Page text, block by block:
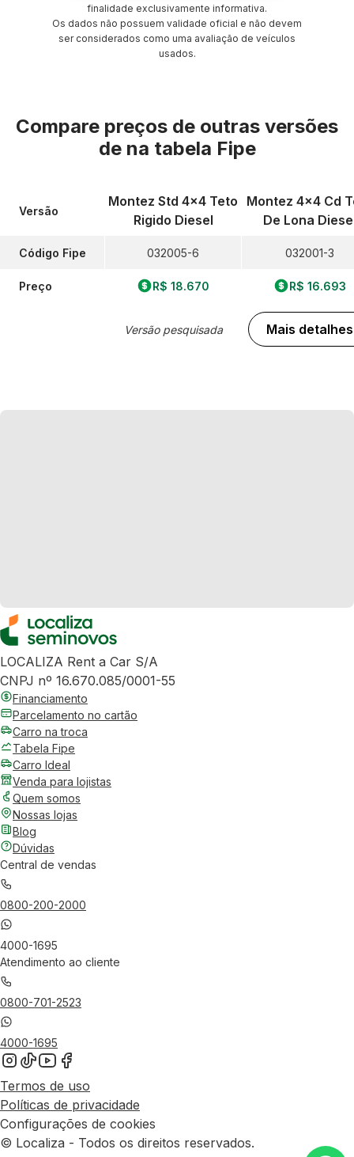
finalidade exclusivamente informativa.
Os dados não possuem validade oficial e não devem
ser considerados como uma avaliação de veículos
usados.
Compare preços de outras versões
de na tabela Fipe
Versão
Código Fipe
Preço
Montez Std 4x4 Teto
Rigido Diesel
032005-6
R$ 18.670
Versão pesquisada
Montez 4x4 Cd
De Lona
032001-3
R$ 16.693
Mais detalhes
LOCALIZA Rent a Car S/A
CNPJ nº 16.670.085/0001-55
Financiamento
Parcelamento no cartão
Carro na troca
Tabela Fipe
Carro Ideal
Venda para lojistas
Quem somos
Nossas lojas
Blog
Dúvidas
Central de vendas
0800-200-2000
4000-1695
Atendimento ao cliente
0800-701-2523
4000-1695
Termos de uso
Políticas de privacidade
Configurações de cookies
© Localiza - Todos os direitos reservados.